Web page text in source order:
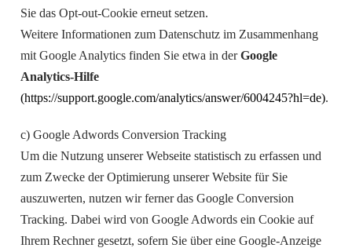
Sie das Opt-out-Cookie erneut setzen.
Weitere Informationen zum Datenschutz im Zusammenhang
mit Google Analytics finden Sie etwa in derGoogle
Analytics-Hilfe
(https://support.google.com/analytics/answer/6004245?hl=de).
c) Google Adwords Conversion Tracking
Um die Nutzung unserer Webseite statistisch zu erfassen und
zum Zwecke der Optimierung unserer Website für Sie
auszuwerten, nutzen wir ferner das Google Conversion
Tracking. Dabei wird von Google Adwords ein Cookie auf
Ihrem Rechner gesetzt, sofern Sie über eine Google-Anzeige